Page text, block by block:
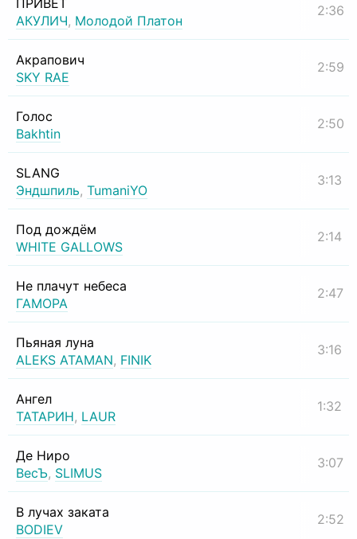
ПРИВЕТ
АКУЛИЧ, Молодой Платон
2:36
Акрапович
SKY RAE
2:59
Голос
Bakhtin
2:50
SLANG
Эндшпиль, TumaniYO
3:13
Под дождём
WHITE GALLOWS
2:14
Не плачут небеса
ГАМОРА
2:47
Пьяная луна
ALEKS ATAMAN, FINIK
3:16
Ангел
ТАТАРИН, LAUR
1:32
Де Ниро
ВесЪ, SLIMUS
3:07
В лучах заката
BODIEV
2:52